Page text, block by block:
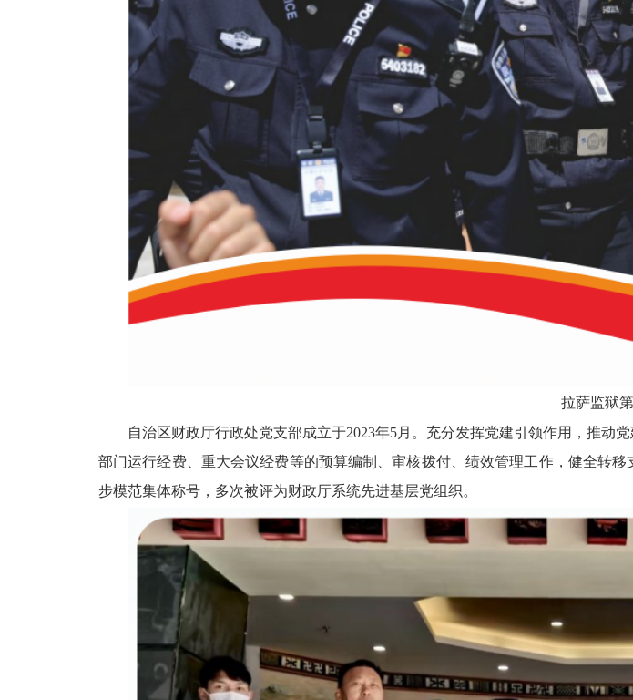
拉萨监狱
自治区财政厅行政处党支部成立于2023年5月。充分发挥党建引领作用，推动
部门运行经费、重大会议经费等的预算编制、审核拨付、绩效管理工作，健全转移
步模范集体称号，多次被评为财政厅系统先进基层党组织。